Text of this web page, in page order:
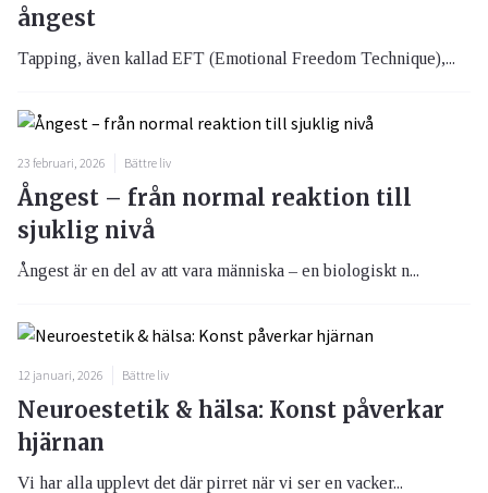
ångest
Tapping, även kallad EFT (Emotional Freedom Technique),...
23 februari, 2026 Bättre liv
Ångest – från normal reaktion till
sjuklig nivå
Ångest är en del av att vara människa – en biologiskt n...
12 januari, 2026 Bättre liv
Neuroestetik & hälsa: Konst påverkar
hjärnan
Vi har alla upplevt det där pirret när vi ser en vacker...